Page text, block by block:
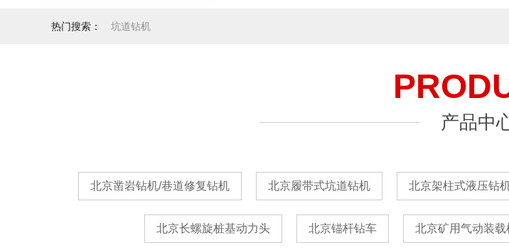
热门搜索： 坑道钻机
产品中
北京凿岩钻机/巷道修复钻机 北京履带式坑道钻机 北京架柱式液压钻
北京长螺旋桩基动力头 北京锚杆钻车 北京矿用气动装载